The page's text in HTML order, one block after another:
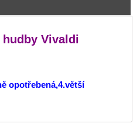
Vivaldi
opotřebená,4.větší